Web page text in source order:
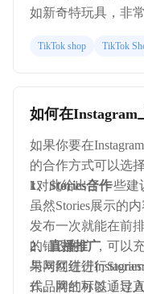
如新奇特玩具，非
TikTok shop TikTok
如何在Instagram
如果你要在
的合作方式可以选
k对此给出了一些建
1、Stories合作
虽然Stories展示的
发布一次就能在前
的铺设推广，可以
果与网红进行
作品牌的标签，导
2、直播推广
与网红进行
式。网红可以通过